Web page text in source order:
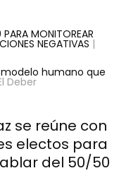
MONITOREAR
NEGATIVAS |
modelo humano que
Deber
se reúne con
electos para
del 50/50